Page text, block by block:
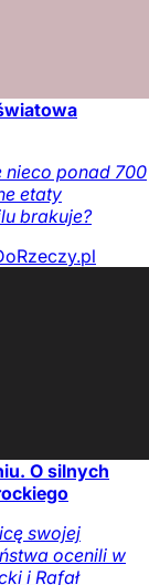
nieco ponad 700
etaty
brakuje?
O silnych
swojej
ocenili w
i Rafał